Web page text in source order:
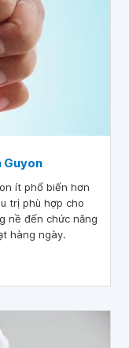
Guyon
ít phổ biến hơn
trị phù hợp cho
nề đến chức năng
hàng ngày.